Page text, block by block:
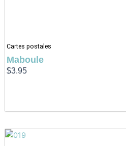
Cartes postales
Maboule
$3.95